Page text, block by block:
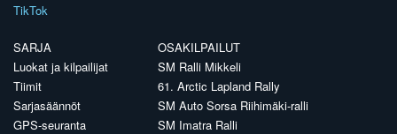
TikTok
SARJA
Luokat ja kilpailijat
Tiimit
Sarjasäännöt
GPS-seuranta
OSAKILPAILUT
SM Ralli Mikkeli
61. Arctic Lapland Rally
SM Auto Sorsa Riihimäki-ralli
SM Imatra Ralli